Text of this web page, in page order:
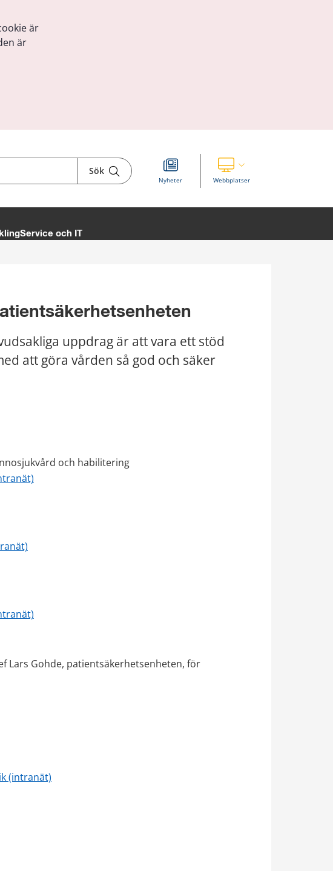
är
är
Sök
Nyheter WebbplatserVisa våra andra webbplatser
Service och IT
uppdrag är att vara ett stöd
att göra vården så god och säker
och habilitering
Lars Gohde, patientsäkerhetsenheten, för
(intranät)